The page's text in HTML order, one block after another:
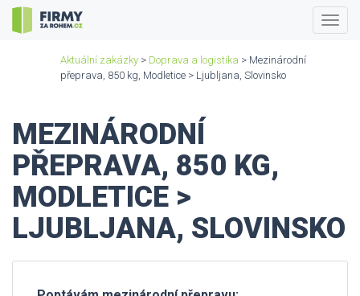
Aktuální zakázky > Doprava a logistika > Mezinárodní
přeprava, 850 kg, Modletice > Ljubljana, Slovinsko
MEZINÁRODNÍ
PŘEPRAVA, 850 KG,
MODLETICE >
LJUBLJANA, SLOVINSKO